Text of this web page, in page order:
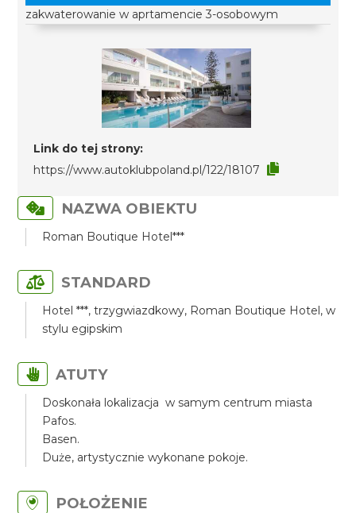
zakwaterowanie w aprtamencie 3-osobowym
Link do tej strony:
https://www.autoklubpoland.pl/122/18107
NAZWA OBIEKTU
Roman Boutique Hotel***
STANDARD
Hotel ***, trzygwiazdkowy, Roman Boutique Hotel, w
stylu egipskim
ATUTY
Doskonała lokalizacja w samym centrum miasta
Pafos.
Basen.
Duże, artystycznie wykonane pokoje.
POŁOŻENIE